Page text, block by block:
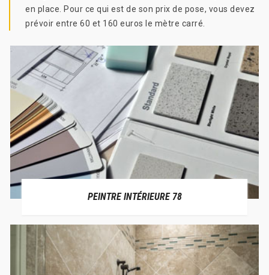
en place. Pour ce qui est de son prix de pose, vous devez
prévoir entre 60 et 160 euros le mètre carré.
PEINTRE INTÉRIEURE 78